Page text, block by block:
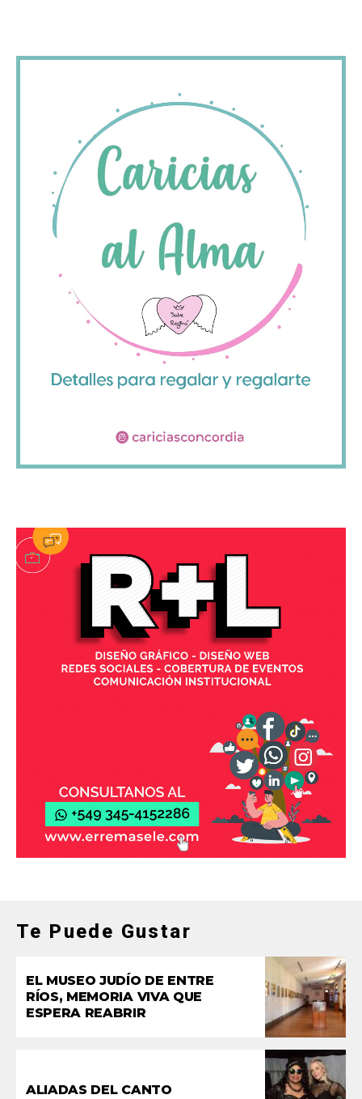
Te Puede Gustar
EL MUSEO JUDÍO DE ENTRE
RÍOS, MEMORIA VIVA QUE
ESPERA REABRIR
ALIADAS DEL CANTO